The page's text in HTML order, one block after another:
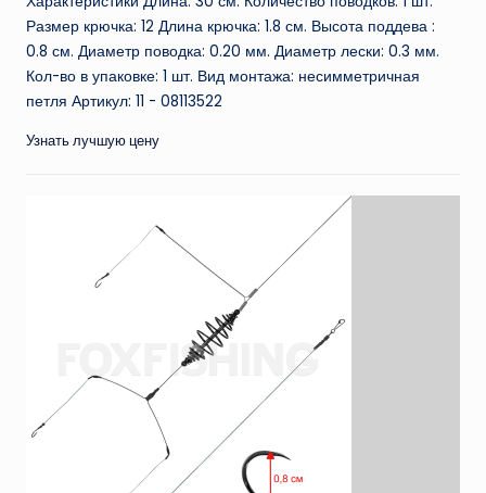
Размер крючка: 12 Длина крючка: 1.8 см. Высота поддева :
0.8 см. Диаметр поводка: 0.20 мм. Диаметр лески: 0.3 мм.
Кол-во в упаковке: 1 шт. Вид монтажа: несимметричная
петля Артикул: 11 - 08113522
Узнать лучшую цену